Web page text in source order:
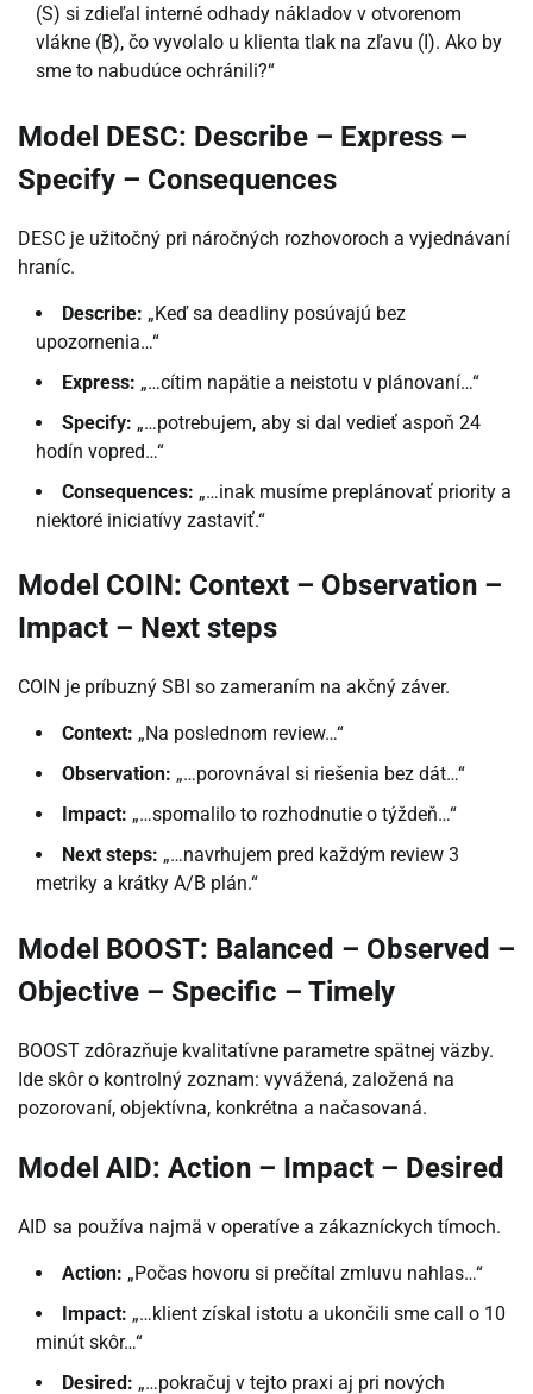
(S) si zdieľal interné odhady nákladov v otvorenom
vlákne (B), čo vyvolalo u klienta tlak na zľavu (I). Ako by
sme to nabudúce ochránili?“
Model DESC: Describe – Express –
Specify – Consequences
DESC je užitočný pri náročných rozhovoroch a vyjednávaní
hraníc.
Describe: „Keď sa deadliny posúvajú bez
upozornenia…“
Express: „…cítim napätie a neistotu v plánovaní…“
Specify: „…potrebujem, aby si dal vedieť aspoň 24
hodín vopred…“
Consequences: „…inak musíme preplánovať priority a
niektoré iniciatívy zastaviť.“
Model COIN: Context – Observation –
Impact – Next steps
COIN je príbuzný SBI so zameraním na akčný záver.
Context: „Na poslednom review…“
Observation: „…porovnával si riešenia bez dát…“
Impact: „…spomalilo to rozhodnutie o týždeň…“
Next steps: „…navrhujem pred každým review 3
metriky a krátky A/B plán.“
Model BOOST: Balanced – Observed –
Objective – Specific – Timely
BOOST zdôrazňuje kvalitatívne parametre spätnej väzby.
Ide skôr o kontrolný zoznam: vyvážená, založená na
pozorovaní, objektívna, konkrétna a načasovaná.
Model AID: Action – Impact – Desired
AID sa používa najmä v operatíve a zákazníckych tímoch.
Action: „Počas hovoru si prečítal zmluvu nahlas…“
Impact: „…klient získal istotu a ukončili sme call o 10
minút skôr…“
Desired: „…pokračuj v tejto praxi aj pri nových